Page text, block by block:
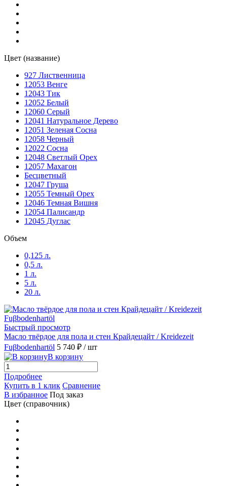
Цвет (название)
927 Лиственница
12053 Венге
12043 Тик
12052 Белый
12060 Серый
12041 Натуральное Дерево
12051 Зеленая Сосна
12058 Черный
12022 Сосна
12048 Светлый Орех
12057 Махагон
Бесцветный
12047 Груша
12055 Темный Орех
12046 Темная Вишня
12054 Палисандр
12045 Дуглас
Объем
0,125 л.
0,5 л.
1 л.
5 л.
20 л.
Быстрый просмотр
Масло твёрдое для пола и стен Крайдецайт / Kreidezeit
Fuβbodenhartöl 5 740 ₽ / шт
В корзину
Подробнее
Купить в 1 клик Сравнение
В избранное Под заказ
Цвет (справочник)